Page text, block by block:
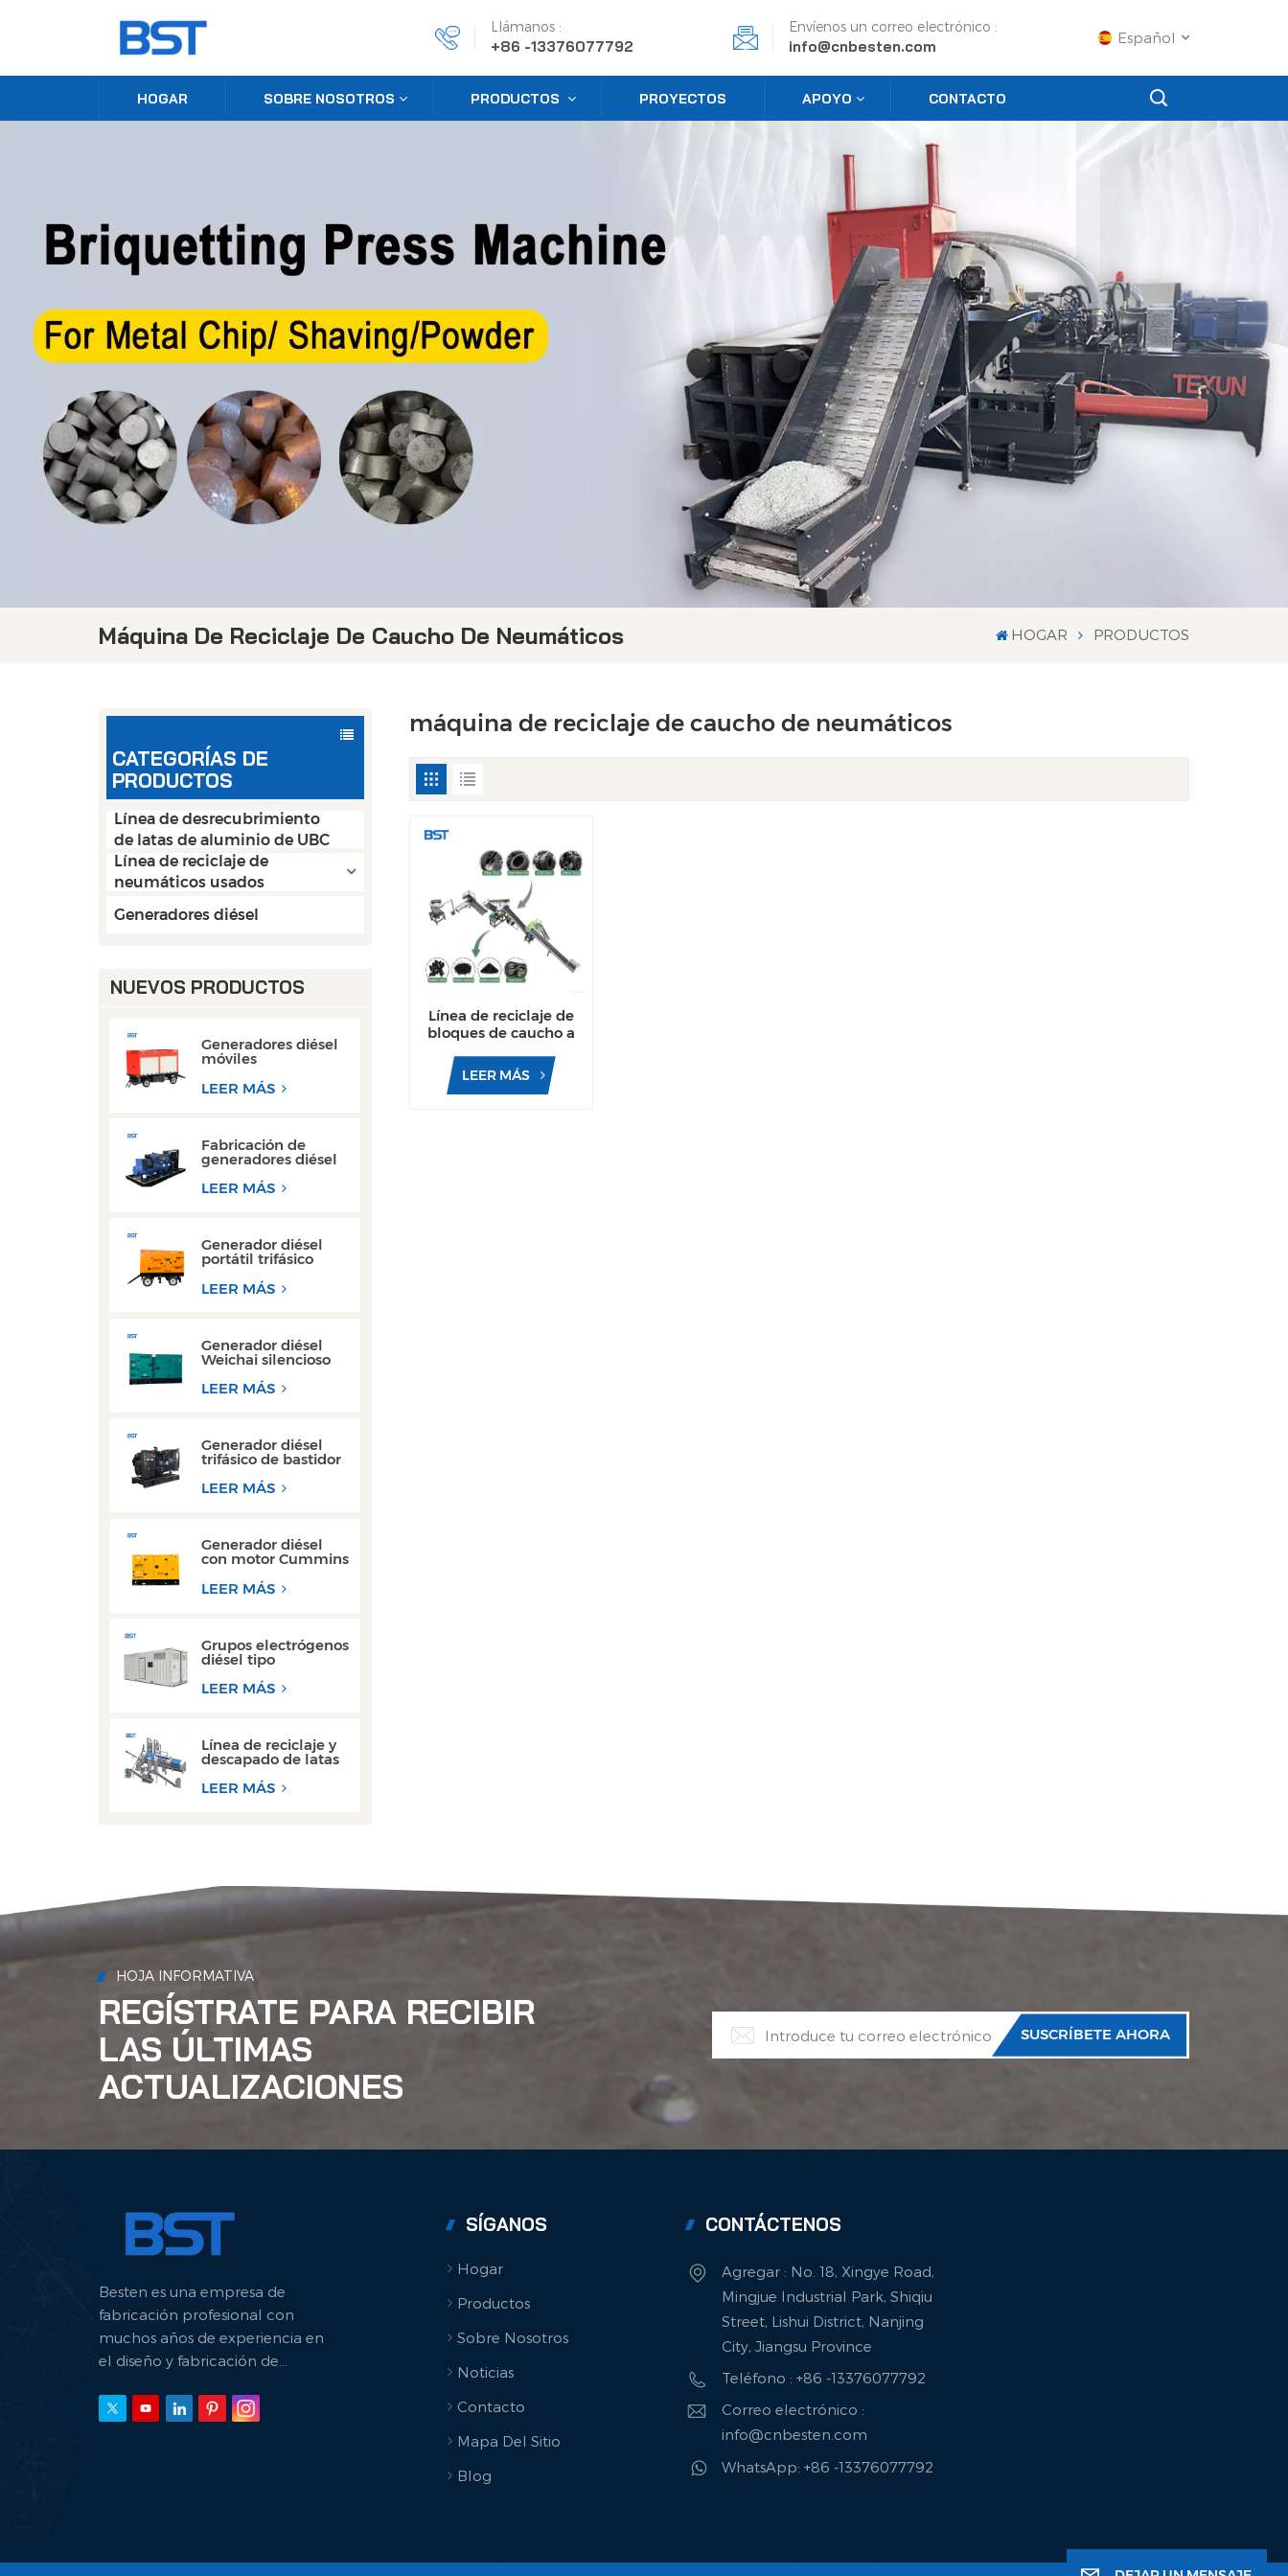
Llámanos :
+86 -13376077792
Envíenos un correo electrónico :
info@cnbesten.com
Español
English
Español
Português
عربي
日语
HOGAR SOBRE NOSOTROS PRODUCTOS PROYECTOS APOYO CONTACTO
Máquina De Reciclaje De Caucho De Neumáticos HOGAR PRODUCTOS
CATEGORÍAS DE
PRODUCTOS
Línea de desrecubrimiento
de latas de aluminio de UBC
Línea de reciclaje de
neumáticos usados
Generadores diésel
NUEVOS PRODUCTOS
Generadores diésel
móviles
monofásicos con
motor Cummins
LEER MÁS
Fabricación de
generadores diésel
Weichai de 300 kW
con motor de
LEER MÁS
Generador diésel
portátil trifásico
súper silencioso, tipo
remolque, de 200
LEER MÁS
Generador diésel
Weichai silencioso
150 kVA y 200 kVA,
LEER MÁS
Generador diésel
trifásico de bastidor
rendimiento con
LEER MÁS
Generador diésel
con motor Cummins
silencioso de 100
LEER MÁS
Grupos electrógenos
diésel tipo
contenedor de 300
kW y 350 kVA, los
LEER MÁS
Línea de reciclaje y
descapado de latas
de aluminio de
desecho de alto
LEER MÁS
máquina de reciclaje de caucho de neumáticos
Línea de reciclaje de
bloques de caucho a
de automóviles y
camiones usados
LEER MÁS
HOJA INFORMATIVA
REGÍSTRATE PARA RECIBIR
LAS ÚLTIMAS
ACTUALIZACIONES
Besten es una empresa de
fabricación profesional con
muchos años de experiencia en
el diseño y fabricación de
SÍGANOS
Hogar
Productos
Sobre Nosotros
Noticias
Contacto
Mapa Del Sitio
Blog
CONTÁCTENOS
Agregar : No. 18, Xingye Road,
Mingjue Industrial Park, Shiqiu
Street, Lishui District, Nanjing
City, Jiangsu Province
Teléfono : +86 -13376077792
Correo electrónico :
info@cnbesten.com
WhatsApp: +86 -13376077792